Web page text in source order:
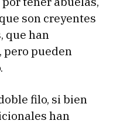
son creyentes
que han
pero pueden
filo, si bien
han